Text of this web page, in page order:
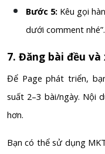
Bước 5: Kêu gọi
dưới comment nhé”.
7. Đăng bài đều
Để Page phát triển,
suất 2–3 bài/ngày. Nội
hơn.
Bạn có thể sử dụng